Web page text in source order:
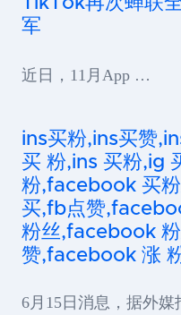
军
近日，11月App …
ins买粉,ins买赞
买 粉,ins 买粉,ig
粉,facebook 买
买,fb点赞
粉丝,facebook
赞,facebook 涨
6月15日消息，据外